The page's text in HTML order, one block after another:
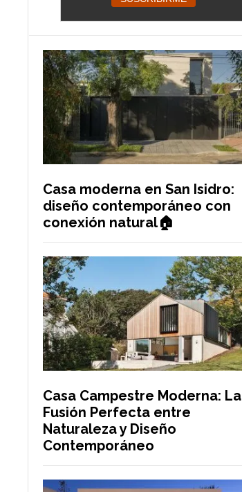
Casa moderna en San Isidro:
diseño contemporáneo con
conexión natural🏠
Casa Campestre Moderna: La
Fusión Perfecta entre
Naturaleza y Diseño
Contemporáneo